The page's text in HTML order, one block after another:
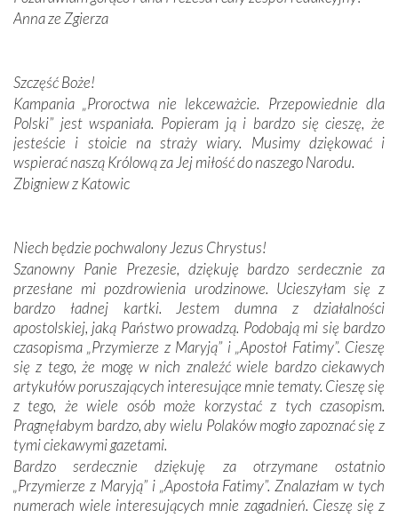
Darczyńców w ramach akcji „Twoje światło w Fatimie”.
Podczas tej kilkudniowej wyprawy na każdym kroku
spotykaliśmy się z serdeczną otwartością
Portugalczyków. Podziwialiśmy ich ludową sztukę i
zwyczaje. Mimo że nasze kraje są od siebie bardzo
oddalone, w żaden sposób nie czuliśmy się obco.
wspólnej wierze. Podczas wyjazdów do historycznych
miejsc, które znalazły się na trasie naszej pielgrzymki,
mieliśmy okazję przekonać się, że Maryja swoją opieką
otacza nie tylko nasz naród, lecz wszystkie nacje, które
się Jej ufnie oddają, a także każdą osobę, która zawierza
Jej siebie oraz swych bliskich.
Dzieje Portugalii to również historia wierności Bogu i
odstępstw, także w życiu władców. Trudne momenty w
wymiarze tak osobistym, jak i zbiorowym, przypominają o
konieczności ciągłego zabiegania o własną duszę i o łaskę
Opatrzności. Wierność przynosi pomyślność –
przynajmniej w życiu duchowym. Odstępstwo owocuje
nieszczęściem i śmiercią. Te uniwersalne prawdy
Anna ze Zgierza
Szczęść Boże!
Kampania „Proroctwa nie lekceważcie. Przepowiednie dla
Polski” jest wspaniała. Popieram ją i bardzo się cieszę, że
jesteście i stoicie na straży wiary. Musimy dziękować i
wspierać naszą Królową za Jej miłość do naszego Narodu.
Zbigniew z Katowic
Niech będzie pochwalony Jezus Chrystus!
Szanowny Panie Prezesie, dziękuję bardzo serdecznie za
przesłane mi pozdrowienia urodzinowe. Ucieszyłam się z
bardzo ładnej kartki. Jestem dumna z działalności
apostolskiej, jaką Państwo prowadzą. Podobają mi się bardzo
czasopisma „Przymierze z Maryją” i „Apostoł Fatimy”. Cieszę
się z tego, że mogę w nich znaleźć wiele bardzo ciekawych
artykułów poruszających interesujące mnie tematy. Cieszę się
z tego, że wiele osób może korzystać z tych czasopism.
Pragnęłabym bardzo, aby wielu Polaków mogło zapoznać się z
tymi ciekawymi gazetami.
Bardzo serdecznie dziękuję za otrzymane ostatnio
„Przymierze z Maryją” i „Apostoła Fatimy”. Znalazłam w tych
numerach wiele interesujących mnie zagadnień. Cieszę się z